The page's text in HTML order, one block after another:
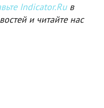
Indicator.Ruв
и читайте нас